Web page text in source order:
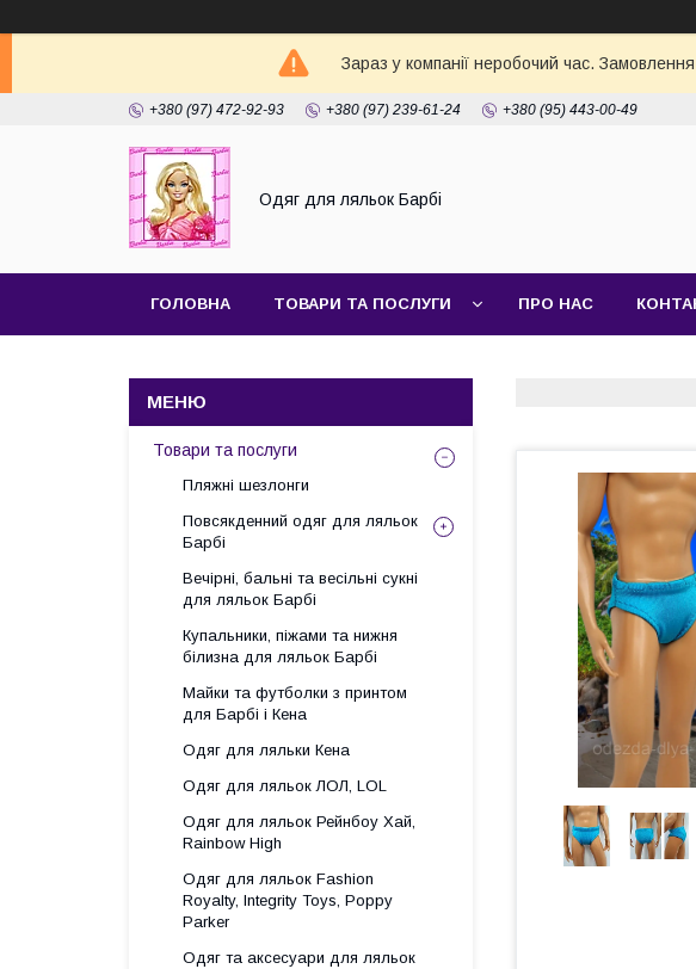
Зараз у компанії неробочий час.
+380 (97) 472-92-93 +380 (97) 239-61-24 +380 (95) 443-00-49
Одяг для ляльок Барбі
ГОЛОВНА ТОВАРИ ТА ПОСЛУГИ ПРО НАС
Товари та послуги
Пляжні шезлонги
Повсякденний одяг для ляльок
Барбі
Вечірні, бальні та весільні сукні
для ляльок Барбі
Купальники, піжами та нижня
білизна для ляльок Барбі
Майки та футболки з принтом
для Барбі і Кена
Одяг для ляльки Кена
Одяг для ляльок ЛОЛ, LOL
Одяг для ляльок Рейнбоу Хай,
Rainbow High
Одяг для ляльок Fashion
Royalty, Integrity Toys, Poppy
Parker
Одяг та аксесуари для ляльок